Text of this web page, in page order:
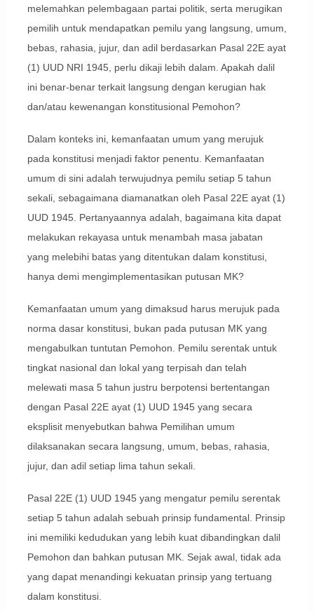
melemahkan pelembagaan partai politik, serta merugikan
pemilih untuk mendapatkan pemilu yang langsung, umum,
bebas, rahasia, jujur, dan adil berdasarkan Pasal 22E ayat
(1) UUD NRI 1945, perlu dikaji lebih dalam. Apakah dalil
ini benar-benar terkait langsung dengan kerugian hak
dan/atau kewenangan konstitusional Pemohon?
Dalam konteks ini, kemanfaatan umum yang merujuk
pada konstitusi menjadi faktor penentu. Kemanfaatan
umum di sini adalah terwujudnya pemilu setiap 5 tahun
sekali, sebagaimana diamanatkan oleh Pasal 22E ayat (1)
UUD 1945. Pertanyaannya adalah, bagaimana kita dapat
melakukan rekayasa untuk menambah masa jabatan
yang melebihi batas yang ditentukan dalam konstitusi,
hanya demi mengimplementasikan putusan MK?
Kemanfaatan umum yang dimaksud harus merujuk pada
norma dasar konstitusi, bukan pada putusan MK yang
mengabulkan tuntutan Pemohon. Pemilu serentak untuk
tingkat nasional dan lokal yang terpisah dan telah
melewati masa 5 tahun justru berpotensi bertentangan
dengan Pasal 22E ayat (1) UUD 1945 yang secara
eksplisit menyebutkan bahwa Pemilihan umum
dilaksanakan secara langsung, umum, bebas, rahasia,
jujur, dan adil setiap lima tahun sekali.
Pasal 22E (1) UUD 1945 yang mengatur pemilu serentak
setiap 5 tahun adalah sebuah prinsip fundamental. Prinsip
ini memiliki kedudukan yang lebih kuat dibandingkan dalil
Pemohon dan bahkan putusan MK. Sejak awal, tidak ada
yang dapat menandingi kekuatan prinsip yang tertuang
dalam konstitusi.